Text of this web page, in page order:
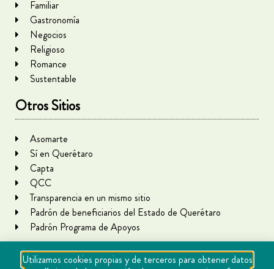
Familiar
Gastronomía
Negocios
Religioso
Romance
Sustentable
Otros Sitios
Asomarte
Sí en Querétaro
Capta
QCC
Transparencia en un mismo sitio
Padrón de beneficiarios del Estado de Querétaro
Padrón Programa de Apoyos
Utilizamos cookies propias y de terceros para obtener datos